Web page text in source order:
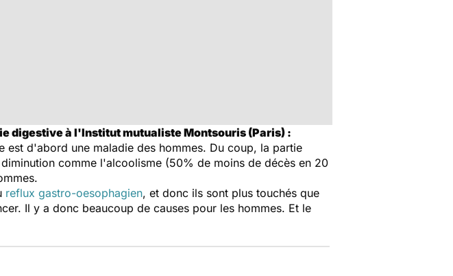
digestive à l'Institut mutualiste Montsouris (Paris) :
d'abord une maladie des hommes. Du coup, la partie
comme l'alcoolisme (50% de moins de décès en 20
reflux gastro-oesophagien, et donc ils sont plus touchés que
Il y a donc beaucoup de causes pour les hommes. Et le